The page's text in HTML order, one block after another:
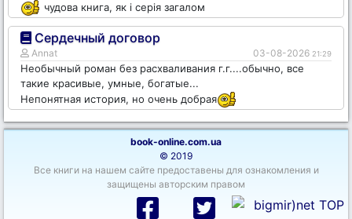
чудова книга, як і серія загалом
Сердечный договор
Annat 03-08-2026 21:29
Необычный роман без расхваливания г.г....обычно, все
такие красивые, умные, богатые...
Непонятная история, но очень добрая
book-online.com.ua
© 2019
Все книги на нашем сайте предоставены для ознакомления и
защищены авторским правом